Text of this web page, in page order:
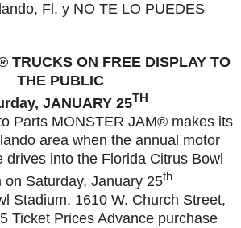
Fl. y NO TE LO PUEDES
TRUCKS ON FREE DISPLAY TO
THE PUBLIC
JANUARY 25TH
Parts MONSTER JAM® makes its
area when the annual motor
drives into the Florida Citrus Bowl
on Saturday, January 25th
Stadium, 1610 W. Church Street,
Ticket Prices Advance purchase